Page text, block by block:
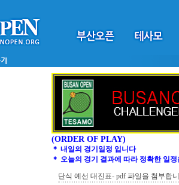
(ORDER OF PLAY)
＊ 내일의 경기일정 입니다
＊ 오늘의 경기 결과에 따라 정확한 일
단식 예선 대진표- pdf 파일을 첨부합